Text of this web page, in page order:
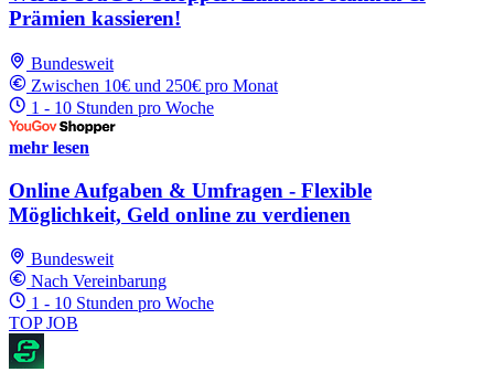
Prämien kassieren!
Bundesweit
Zwischen 10€ und 250€ pro Monat
1 - 10 Stunden pro Woche
mehr lesen
Online Aufgaben & Umfragen - Flexible
Möglichkeit, Geld online zu verdienen
Bundesweit
Nach Vereinbarung
1 - 10 Stunden pro Woche
TOP JOB